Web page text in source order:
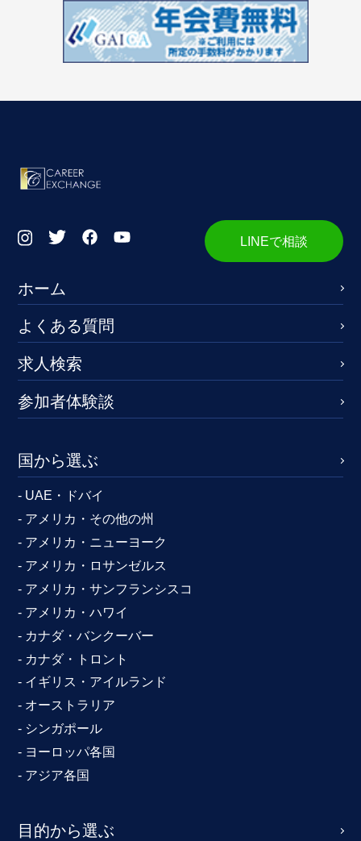
LINEで相談
ホーム
よくある質問
求人検索
参加者体験談
国から選ぶ
- UAE・ドバイ
- アメリカ・その他の州
- アメリカ・ニューヨーク
- アメリカ・ロサンゼルス
- アメリカ・サンフランシスコ
- アメリカ・ハワイ
- カナダ・バンクーバー
- カナダ・トロント
- イギリス・アイルランド
- オーストラリア
- シンガポール
- ヨーロッパ各国
- アジア各国
目的から選ぶ